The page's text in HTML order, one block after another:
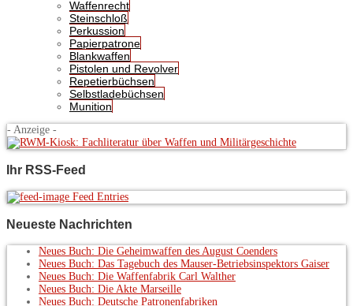
Waffenrecht
Steinschloß
Perkussion
Papierpatrone
Blankwaffen
Pistolen und Revolver
Repetierbüchsen
Selbstladebüchsen
Munition
- Anzeige -
Ihr RSS-Feed
Feed Entries
Neueste Nachrichten
Neues Buch: Die Geheimwaffen des August Coenders
Neues Buch: Das Tagebuch des Mauser-Betriebsinspektors Gaiser
Neues Buch: Die Waffenfabrik Carl Walther
Neues Buch: Die Akte Marseille
Neues Buch: Deutsche Patronenfabriken